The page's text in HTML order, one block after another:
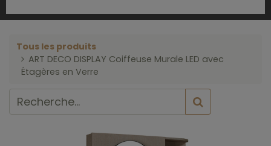
Tous les produits
ART DECO DISPLAY Coiffeuse Murale LED avec
Étagères en Verre